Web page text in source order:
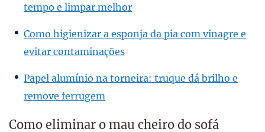
tempo e limpar melhor
Como higienizar a esponja da pia com vinagre e
evitar contaminações
Papel alumínio na torneira: truque dá brilho e
remove ferrugem
Como eliminar o mau cheiro do sofá